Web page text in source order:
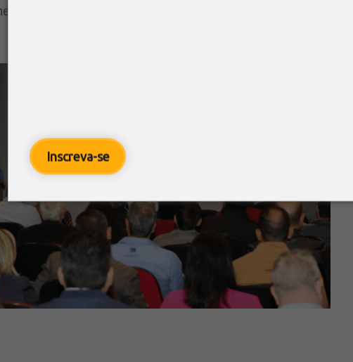
Inscreva-se
o torna diferente de tudo o que é usado para bloquear um